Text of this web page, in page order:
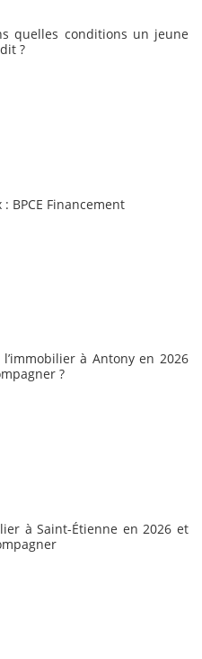
quelles conditions un jeune
?
BPCE Financement
à Antony en 2026
?
à Saint-Étienne en 2026 et